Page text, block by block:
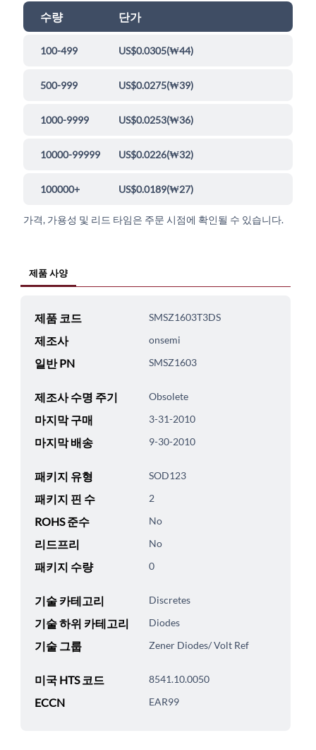
수량 단가
100-499 US$0.0305(₩44)
500-999 US$0.0275(₩39)
1000-9999 US$0.0253(₩36)
10000-99999 US$0.0226(₩32)
100000+ US$0.0189(₩27)
가격, 가용성 및 리드 타임은 주문 시점에 확인될 수 있습니다.
제품 사양
제품 코드 SMSZ1603T3DS
제조사 onsemi
일반 PN SMSZ1603
제조사 수명 주기 Obsolete
마지막 구매 3-31-2010
마지막 배송 9-30-2010
패키지 유형 SOD123
패키지 핀 수 2
ROHS 준수 No
리드프리 No
패키지 수량 0
기술 카테고리 Discretes
기술 하위 카테고리 Diodes
기술 그룹 Zener Diodes/ Volt Ref
미국 HTS 코드 8541.10.0050
ECCN EAR99